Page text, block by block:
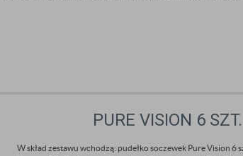
PURE VISION 6
W skład zestawu wchodzą: pudełko soczewek Pure Vision